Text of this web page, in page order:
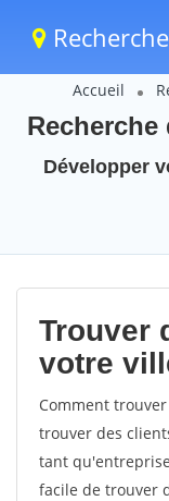
Accueil
Développer
Trouver
votre
Comment
trouver des
tant
facile de trouver